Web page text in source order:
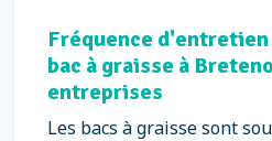
Fréquence
bac à graisse à
entreprises
Les bacs à graisse sont